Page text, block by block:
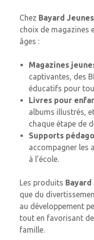
Chez Bayard
choix de magazines
âges :
Magazines
captivantes, des
éducatifs pour
Livres pour
albums illustrés,
chaque étape de
Supports
accompagner les
à l’école.
Les produits Bayard
que du
au développement
tout en favorisant
famille.